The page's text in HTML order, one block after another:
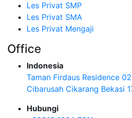
Les Privat SMP
Les Privat SMA
Les Privat Mengaji
Office
Indonesia
Taman Firdaus Residence
Cibarusah Cikarang Bekasi
Hubungi